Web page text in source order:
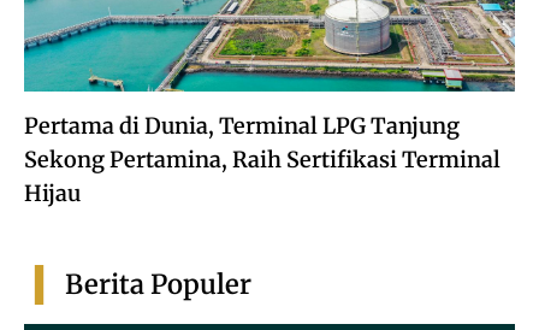
Pertama di Dunia, Terminal LPG Tanjung
Sekong Pertamina, Raih Sertifikasi Terminal
Hijau
Berita Populer